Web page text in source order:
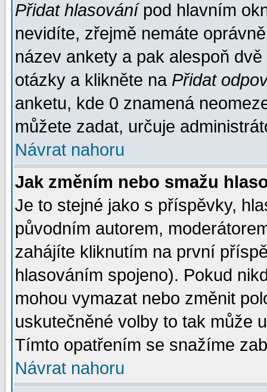
Přidat hlasovánípod hlavním
nevidíte, zřejmě nemáte
název ankety a pak alespoň
otázky a klikněte na Přidat
anketu, kde 0 znamená
můžete zadat, určuje
Návrat nahoru
Jak změním nebo smažu
Je to stejné jako s příspěvky,
původním autorem,
zahájíte kliknutím na první
hlasováním spojeno). Pokud
mohou vymazat nebo změnit
uskutečněné volby to tak může
Tímto opatřením se snažíme
Návrat nahoru